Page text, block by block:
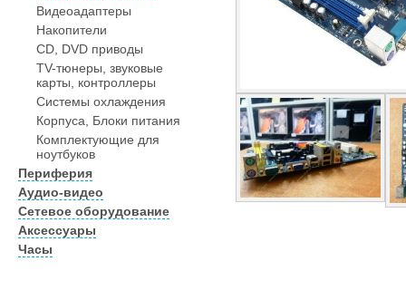
Видеоадаптеры
Накопители
CD, DVD приводы
TV-тюнеры, звуковые
карты, контроллеры
Системы охлаждения
Корпуса, Блоки питания
Комплектующие для
ноутбуков
Периферия
Аудио-видео
Сетевое оборудование
Аксессуары
Часы